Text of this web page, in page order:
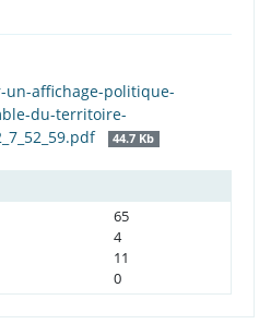
un-affichage-politique-
du-territoire-
44.7 Kb
65
4
11
0